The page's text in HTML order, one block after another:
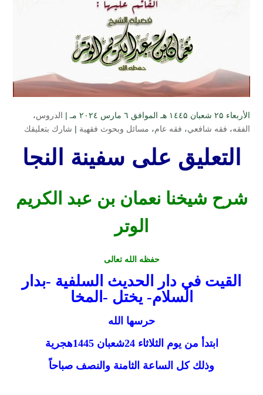
الأربعاء ۲۵ شعبان ۱٤٤۵ هـ الموافق ٦ مارس ۲۰۲٤ مـ | الدروس،
الفقه، فقه شافعي، فقه عام، مسائل وبحوث فقهية | شارك بتعليقك
التعليق على سفينة النجا
شرح شيخنا نعمان بن عبد الكريم
الوتر
حفظه الله تعالى
القيت في دار الحديث السلفية -بدار
السلام- يختل -المخا
حرسها الله
ابتدأ من يوم الثلاثاء 24شعبان 1445هجرية
وذلك كل الساعة الثامنة والنصف صباحاً